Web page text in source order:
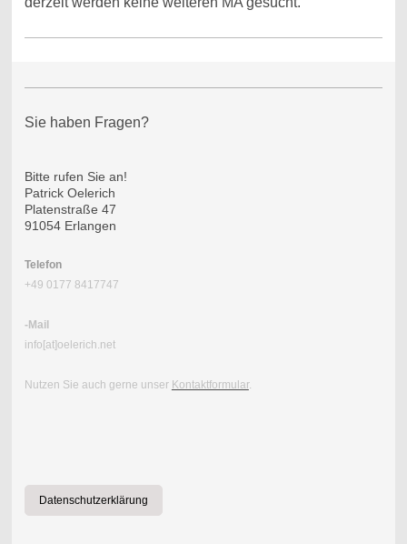
Sie haben Fragen?
Bitte rufen Sie an!
Patrick Oelerich
Platenstraße 47
91054 Erlangen
Telefon
+49 0177 8417747
-Mail
info[at]oelerich.net
Nutzen Sie auch gerne unser Kontaktformular.
Datenschutzerklärung